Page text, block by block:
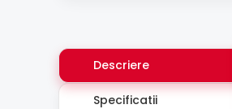
Descriere
Specificatii